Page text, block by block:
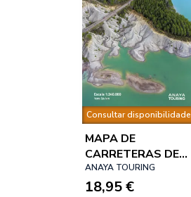
Consultar disponibilidade
MAPA DE
CARRETERAS DE
ESPAÑA Y
PORTUGAL
ANAYA TOURING
18,95 €